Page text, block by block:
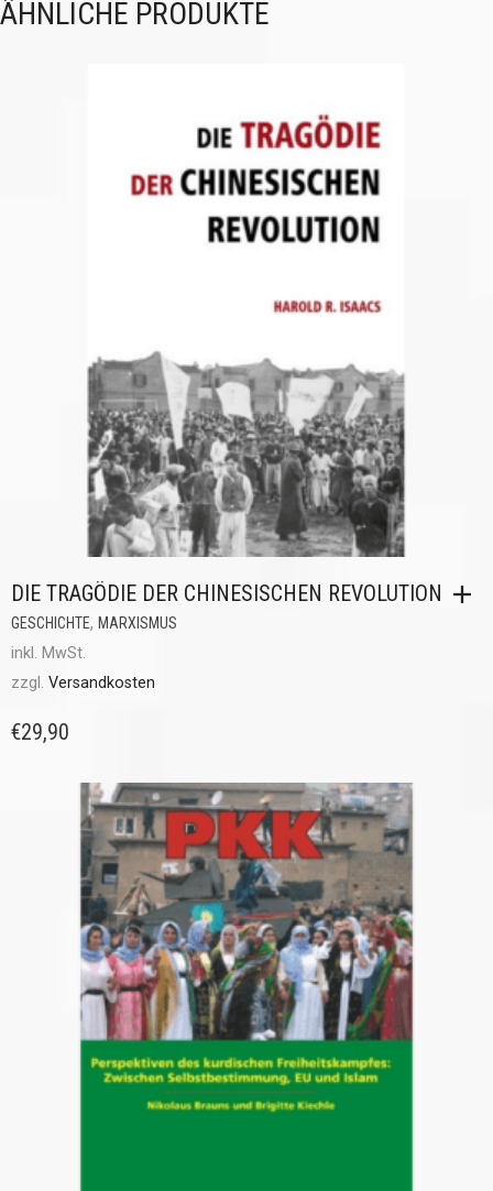
ÄHNLICHE PRODUKTE
DIE TRAGÖDIE DER CHINESISCHEN REVOLUTION
GESCHICHTE, MARXISMUS
inkl. MwSt.
zzgl. Versandkosten
€29,90